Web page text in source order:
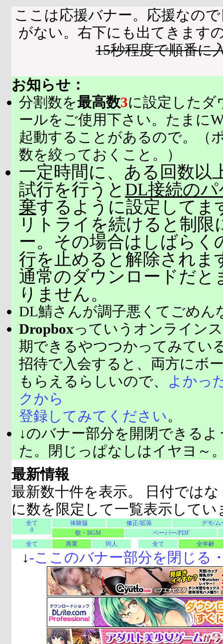
ここは応援バナー。応援なの
がない。右下にも出てきます
15秒程度で順番に
お知らせ：
分割数を最高数3に設定したダ
ールをご使用下さい。たまに
起動することがあるので。（
数を絞っておくこと。）
一定時間に、ある回数以
試行を行うと DL接続の
棄するように設定してま
リトライを続けると制限
ー。その場合はしばらく
行を止めると解除されま
通常のダウンロードだと
りません。
DL鯖さんが調子悪くてごめん
Dropboxっていうオンライン
期できるやつつかってみてい
招待で入会すると、両方にボ
もらえるらしいので、
よかっ
クから
登録してみてください。
↓のバナー部分を開閉できる
た。閉じっぱなしはイヤヨ～
最新情報
最新数十件を表示。 日付では
に数を限定して一覧表示してい
全て
0
体験版 修正/拡張
デモ/ム
歌・BGM
ペーパー/PDF
全て
商業 同人 全て 全年齢
↓-ここのバナー部分を閉じる